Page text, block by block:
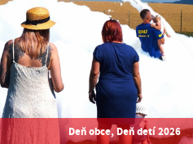
Deň obce, Deň detí 2026